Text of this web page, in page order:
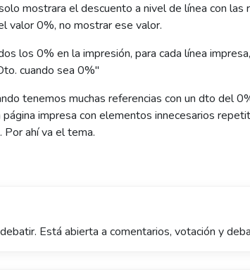
mostrara el descuento a nivel de línea con
valor 0%, no mostrar ese valor.
los 0% en la impresión, para cada línea
cuando sea 0%"
tenemos muchas referencias con un dto del
impresa con elementos innecesarios
ahí va el tema.
Está abierta a comentarios, votación y